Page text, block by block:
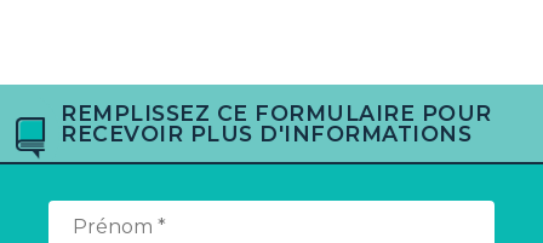
REMPLISSEZ CE FORMULAIRE POUR
RECEVOIR PLUS D'INFORMATIONS